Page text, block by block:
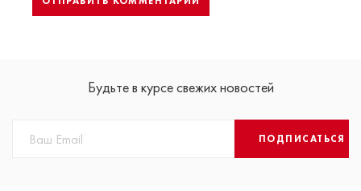
Будьте в курсе свежих новостей
ПОДПИСАТЬСЯ